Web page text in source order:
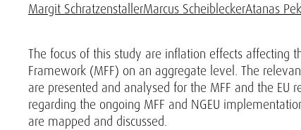
Margit SchratzenstallerMarcus ScheibleckerAtanas
The focus of this study are inflation effects affecting
Framework (MFF) on an aggregate level. The
are presented and analysed for the MFF and the
regarding the ongoing MFF and NGEU
are mapped and discussed.